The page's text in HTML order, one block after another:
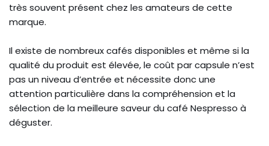
très souvent présent chez les amateurs de cette
marque.
Il existe de nombreux cafés disponibles et même si la
qualité du produit est élevée, le coût par capsule n’est
pas un niveau d’entrée et nécessite donc une
attention particulière dans la compréhension et la
sélection de la meilleure saveur du café Nespresso à
déguster.